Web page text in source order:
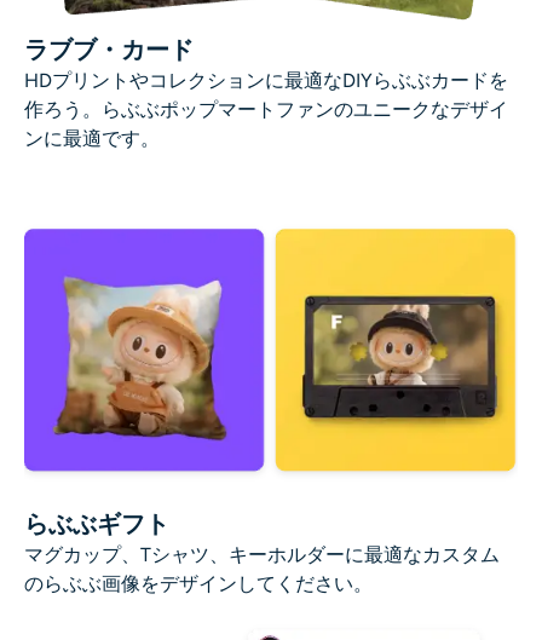
ラブブ・カード
HDプリントやコレクションに最適なDIYらぶぶカードを
作ろう。らぶぶポップマートファンのユニークなデザイ
ンに最適です。
らぶぶギフト
マグカップ、Tシャツ、キーホルダーに最適なカスタム
のらぶぶ画像をデザインしてください。